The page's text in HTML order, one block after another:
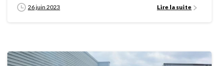
26 juin 2023 Lire la suite